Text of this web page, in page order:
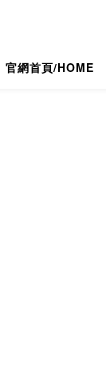
官網首頁/HOME